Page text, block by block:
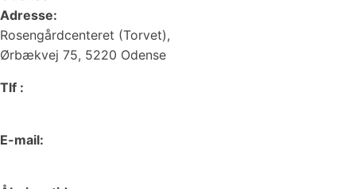
Adresse:
Rosengårdcenteret (Torvet),
Ørbækvej 75, 5220 Odense
Tlf :
E-mail: